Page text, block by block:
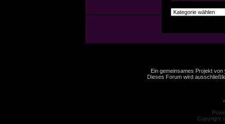
Ein gemeinsames Projekt von
Dieses Forum wird
Copyright